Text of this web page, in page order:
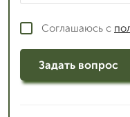
Соглашаюсь с
Задать вопрос